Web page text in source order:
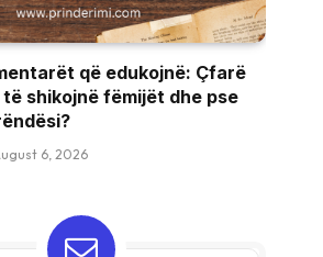
që edukojnë: Çfarë
shikojnë fëmijët dhe pse
6, 2026